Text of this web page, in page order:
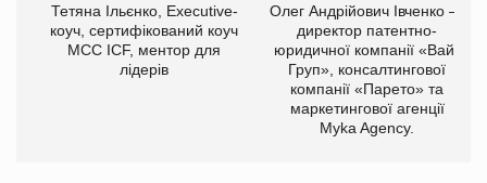
Тетяна Ільєнко, Executive-
коуч, сертифікований коуч
МСС ICF, ментор для
лідерів
Олег Андрійович Івченко —
директор патентно-
юридичної компанії «Вайз
Груп», консалтингової
компанії «Парето» та
маркетингової агенції
Myka Agency.